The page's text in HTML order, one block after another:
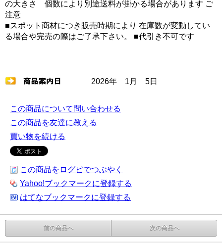
の大きさ 個数により別途送料が掛かる場合があります ご
注意
■スポット商材につき販売時期により 在庫数が変動してい
る場合や完売の際はご了承下さい。 ■代引き不可です
2026年 1月 5日
この商品について問い合わせる
この商品を友達に教える
買い物を続ける
この商品をログピでつぶやく
Yahoo!ブックマークに登録する
はてなブックマークに登録する
前の商品へ 次の商品へ